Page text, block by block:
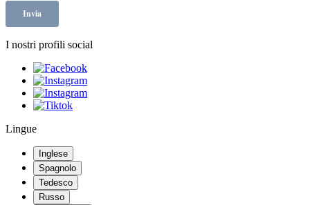
I nostri profili social
Lingue
Inglese
Spagnolo
Tedesco
Russo